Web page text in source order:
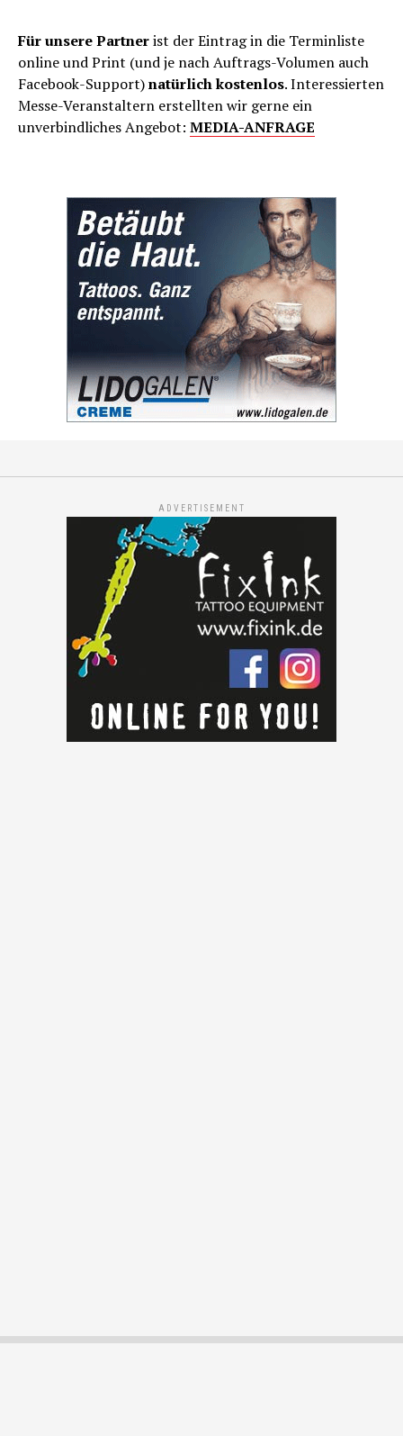
Für unsere Partnerist der Eintrag in die Terminliste
online und Print (und je nach Auftrags-Volumen auch
Facebook-Support)natürlich kostenlos. Interessierten
Messe-Veranstaltern erstellten wir gerne ein
unverbindliches Angebot: MEDIA-ANFRAGE
ADVERTISEMENT